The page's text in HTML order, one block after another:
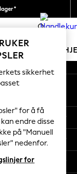
0
sikkerhet
for å få
endre disse
på "Manuell
nedenfor.
for